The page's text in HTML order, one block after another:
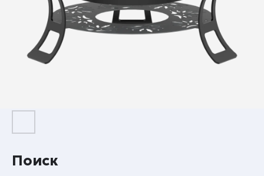
Поиск